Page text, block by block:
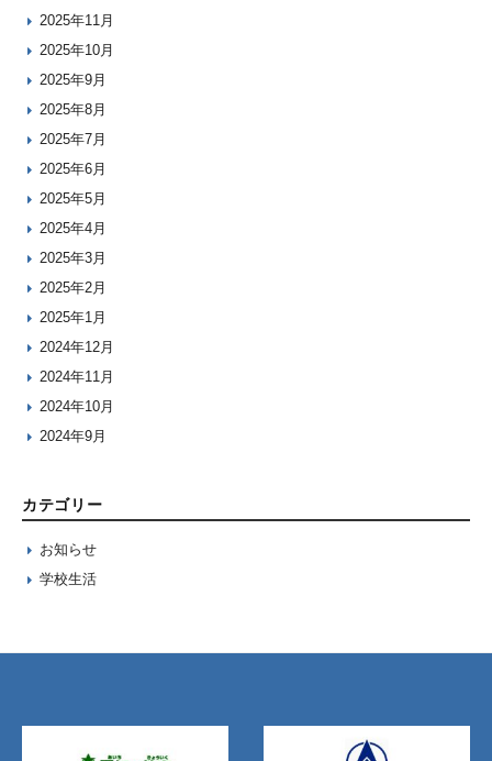
2025年11月
2025年10月
2025年9月
2025年8月
2025年7月
2025年6月
2025年5月
2025年4月
2025年3月
2025年2月
2025年1月
2024年12月
2024年11月
2024年10月
2024年9月
カテゴリー
お知らせ
学校生活